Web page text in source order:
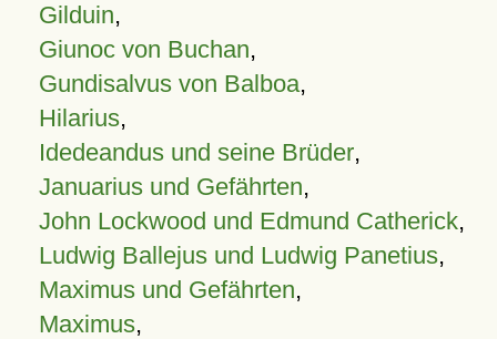
Gilduin,
Giunoc von Buchan,
Gundisalvus von Balboa,
Hilarius,
Idedeandus und seine Brüder,
Januarius und Gefährten,
John Lockwood und Edmund Catherick,
Ludwig Ballejus und Ludwig Panetius,
Maximus und Gefährten,
Maximus,